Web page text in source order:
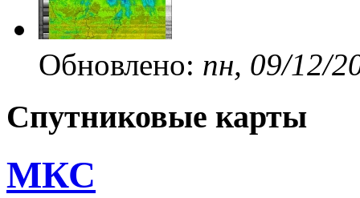
Обновлено: пн, 09/12/
Спутниковые карты
МКС